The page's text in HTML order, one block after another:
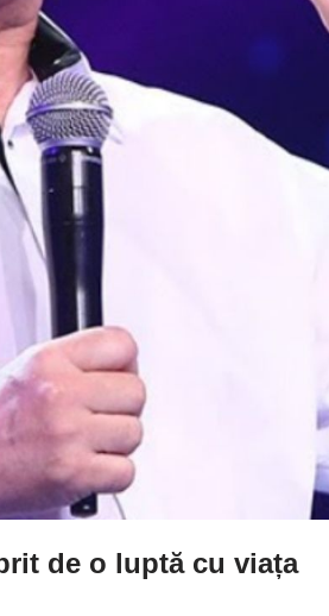
de o luptă cu viața